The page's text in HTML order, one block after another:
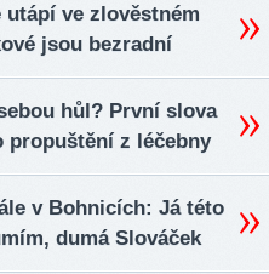
utápí ve zlověstném
jsou bezradní
hůl? První slova
propuštění z léčebny
v Bohnicích: Já této
dumá Slováček